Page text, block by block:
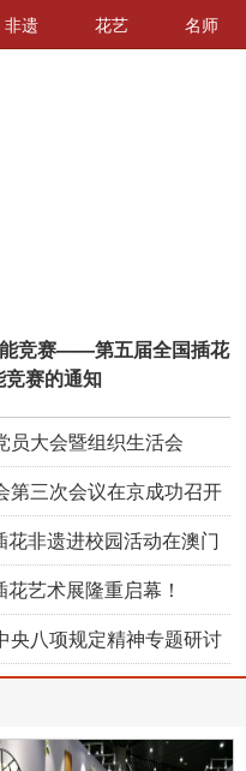
非遗 花艺 名师
竞赛——第五届全国插花
赛的通知
员大会暨组织生活会
第三次会议在京成功召开
花非遗进校园活动在澳门
花艺术展隆重启幕！
央八项规定精神专题研讨